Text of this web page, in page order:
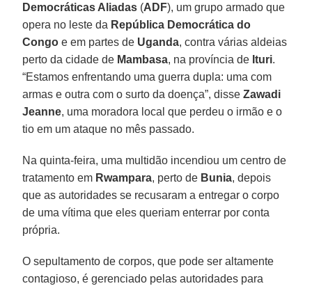
Democráticas Aliadas (ADF), um grupo armado que
opera no leste da República Democrática do
Congo e em partes de Uganda, contra várias aldeias
perto da cidade de Mambasa, na província de Ituri.
“Estamos enfrentando uma guerra dupla: uma com
armas e outra com o surto da doença”, disseZawadi
Jeanne, uma moradora local que perdeu o irmão e o
tio em um ataque no mês passado.
Na quinta-feira, uma multidão incendiou um centro de
tratamento em Rwampara, perto de Bunia, depois
que as autoridades se recusaram a entregar o corpo
de uma vítima que eles queriam enterrar por conta
própria.
O sepultamento de corpos, que pode ser altamente
contagioso, é gerenciado pelas autoridades para